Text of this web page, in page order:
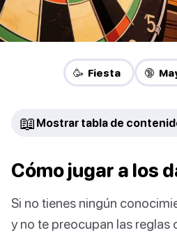
🥳 Fiesta 🔞
📖 Mostrar tabla de
Cómo jugar a los
Si no tienes ningún
y no te preocupan las reglas